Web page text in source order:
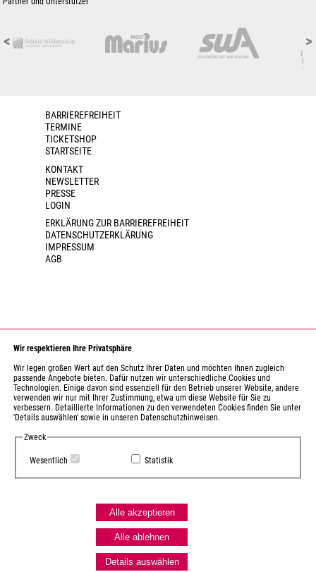
Wir respektieren Ihre Privatsphäre
Wir legen großen Wert auf den Schutz Ihrer Daten und möchten Ihnen zugleich
passende Angebote bieten. Dafür nutzen wir unterschiedliche Cookies und
Technologien. Einige davon sind essenziell für den Betrieb unserer Website, andere
verwenden wir nur mit Ihrer Zustimmung, etwa um diese Website für Sie zu
verbessern. Detaillierte Informationen zu den verwendeten Cookies finden Sie unter
'Details auswählen' sowie in unseren Datenschutzhinweisen.
Zweck
Wesentlich Statistik
Alle akzeptieren
Alle ablehnen
Details auswählen
< >
BARRIEREFREIHEIT
TERMINE
TICKETSHOP
STARTSEITE
KONTAKT
NEWSLETTER
PRESSE
LOGIN
ERKLÄRUNG ZUR BARRIEREFREIHEIT
DATENSCHUTZERKLÄRUNG
IMPRESSUM
AGB
Gefördert durch den Kulturraum Erzgebirge-Mittelsachsen
als regional bedeutsame Einrichtung.
Kultur und Tourismus. Diese Einrichtung wird mitfinanziert durch
beschlossenen Haushaltes.
Gefördert durch den Landkreis Erzgebirgskreis.